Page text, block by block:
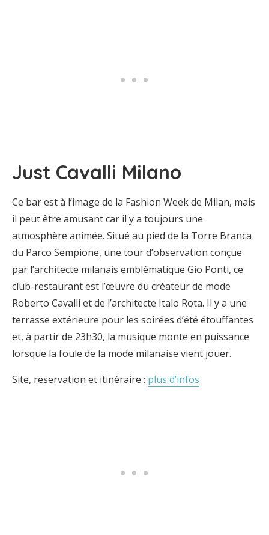
Just Cavalli Milano
Ce bar est à l’image de la Fashion Week de Milan, mais
il peut être amusant car il y a toujours une
atmosphère animée. Situé au pied de la Torre Branca
du Parco Sempione, une tour d’observation conçue
par l’architecte milanais emblématique Gio Ponti, ce
club-restaurant est l’œuvre du créateur de mode
Roberto Cavalli et de l’architecte Italo Rota. Il y a une
terrasse extérieure pour les soirées d’été étouffantes
et, à partir de 23h30, la musique monte en puissance
lorsque la foule de la mode milanaise vient jouer.
Site, reservation et itinéraire : plus d’infos